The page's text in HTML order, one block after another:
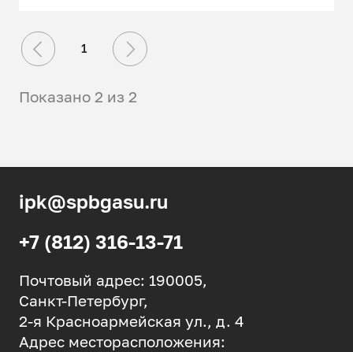
1
Показано 2 из 2
ipk@spbgasu.ru
+7 (812) 316-13-71
Почтовый адрес: 190005,
Санкт-Петербург,
2-я Красноармейская ул., д. 4
Адрес месторасположения: